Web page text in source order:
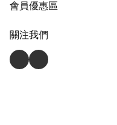
會員優惠區
關注我們